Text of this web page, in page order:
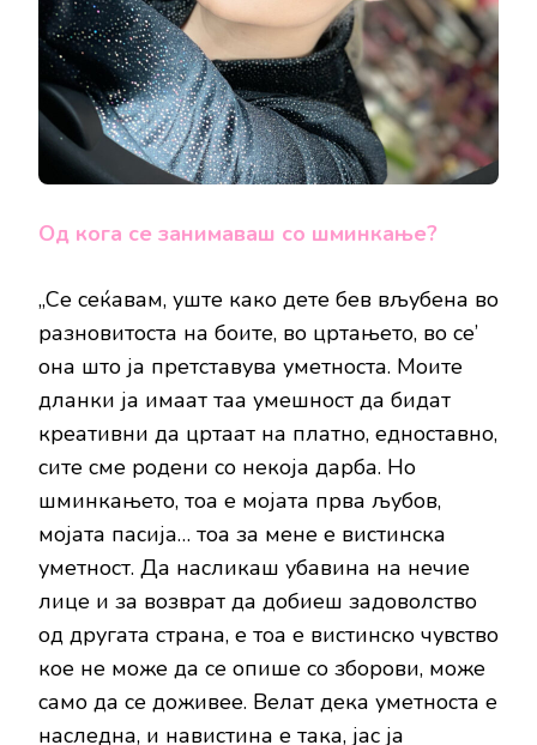
Од кога се занимаваш со шминкање?
„Се сеќавам, уште како дете бев вљубена во
разновитоста на боите, во цртањето, во се’
она што ја претставува уметноста. Моите
дланки ја имаат таа умешност да бидат
креативни да цртаат на платно, едноставно,
сите сме родени со некоја дарба. Но
шминкањето, тоа е мојата прва љубов,
мојата пасија… тоа за мене е вистинска
уметност. Да насликаш убавина на нечие
лице и за возврат да добиеш задоволство
од другата страна, е тоа е вистинско чувство
кое не може да се опише со зборови, може
само да се доживее. Велат дека уметноста е
наследна, и навистина е така, јас ја